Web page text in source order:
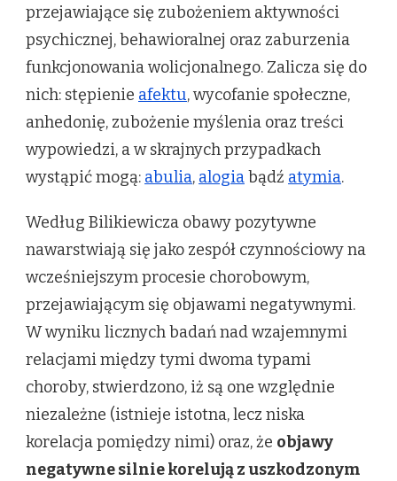
przejawiające się zubożeniem aktywności
psychicznej, behawioralnej oraz zaburzenia
funkcjonowania wolicjonalnego. Zalicza się do
nich: stępienie afektu, wycofanie społeczne,
anhedonię, zubożenie myślenia oraz treści
wypowiedzi, a w skrajnych przypadkach
wystąpić mogą: abulia, alogiabądź atymia.
Według Bilikiewicza obawy pozytywne
nawarstwiają się jako zespół czynnościowy na
wcześniejszym procesie chorobowym,
przejawiającym się objawami negatywnymi.
W wyniku licznych badań nad wzajemnymi
relacjami między tymi dwoma typami
choroby, stwierdzono, iż są one względnie
niezależne (istnieje istotna, lecz niska
korelacja pomiędzy nimi) oraz, że objawy
negatywne silnie korelują z uszkodzonym